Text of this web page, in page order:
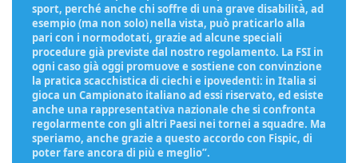
sport, perché anche chi soffre di una grave disabilità, ad
esempio (ma non solo) nella vista, può praticarlo alla
pari con i normodotati, grazie ad alcune speciali
procedure già previste dal nostro regolamento. La FSI in
ogni caso già oggi promuove e sostiene con convinzione
la pratica scacchistica di ciechi e ipovedenti: in Italia si
gioca un Campionato italiano ad essi riservato, ed esiste
anche una rappresentativa nazionale che si confronta
regolarmente con gli altri Paesi nei tornei a squadre. Ma
speriamo, anche grazie a questo accordo con Fispic, di
poter fare ancora di più e meglio”.